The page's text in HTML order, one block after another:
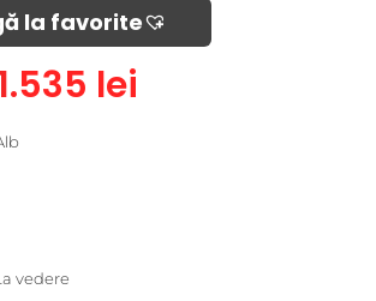
la favorite​
lei
vedere